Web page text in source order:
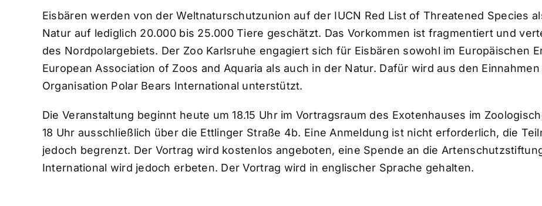
Eisbären werden von der Weltnaturschutzunion auf der IUCN Red List of Threatened Species
Natur auf lediglich 20.000 bis 25.000 Tiere geschätzt. Das Vorkommen ist fragmentiert und
des Nordpolargebiets. Der Zoo Karlsruhe engagiert sich für Eisbären sowohl im Europäischen
European Association of Zoos and Aquaria als auch in der Natur. Dafür wird aus den
Organisation Polar Bears International unterstützt.
Die Veranstaltung beginnt heute um 18.15 Uhr im Vortragsraum des Exotenhauses im
18 Uhr ausschließlich über die Ettlinger Straße 4b. Eine Anmeldung ist nicht erforderlich, die
jedoch begrenzt. Der Vortrag wird kostenlos angeboten, eine Spende an die
International wird jedoch erbeten. Der Vortrag wird in englischer Sprache gehalten.